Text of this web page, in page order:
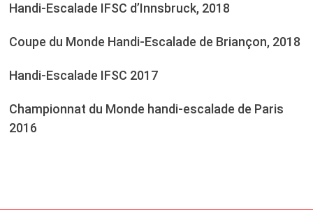
Handi-Escalade IFSC d’Innsbruck, 2018
Coupe du Monde Handi-Escalade de Briançon, 2018
Handi-Escalade IFSC 2017
Championnat du Monde handi-escalade de Paris
2016